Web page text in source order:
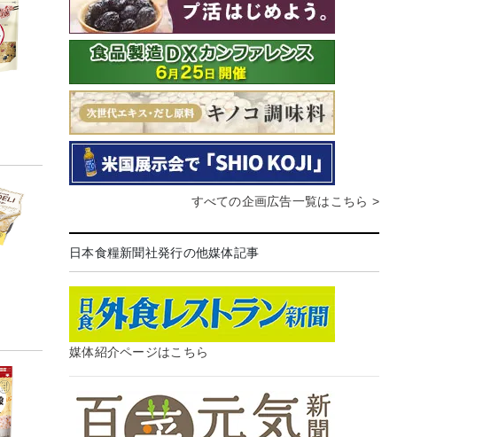
すべての企画広告一覧はこちら >
日本食糧新聞社発行の他媒体記事
媒体紹介ページはこちら